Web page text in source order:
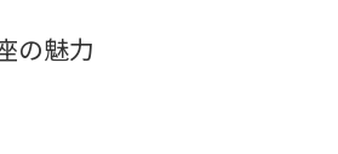
の魅力